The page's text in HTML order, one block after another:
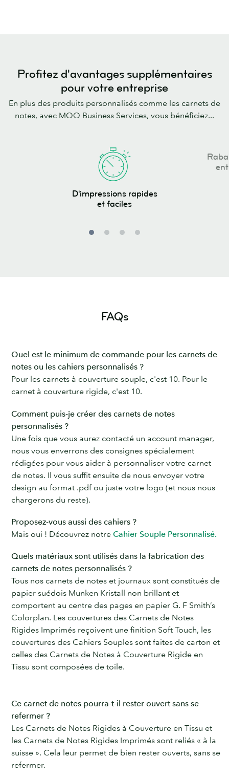
Profitez d'avantages supplémentaires
pour votre entreprise
En plus des produits personnalisés comme les carnets de
notes, avec MOO Business Services, vous bénéficiez...
D'impressions
D'impressions rapides
et faciles
FAQs
Quel est le minimum de commande pour les carnets de
notes ou les cahiers personnalisés ?
Pour les carnets à couverture souple, c'est 10. Pour le
carnet à couverture rigide, c'est 10.
Comment puis-je créer des carnets de notes
personnalisés ?
Une fois que vous aurez contacté un account manager,
nous vous enverrons des consignes spécialement
rédigées pour vous aider à personnaliser votre carnet
de notes. Il vous suffit ensuite de nous envoyer votre
design au format .pdf ou juste votre logo (et nous nous
chargerons du reste).
Proposez-vous aussi des cahiers ?
Mais oui ! Découvrez notre Cahier Souple Personnalisé.
Quels matériaux sont utilisés dans la fabrication des
carnets de notes personnalisés ?
Tous nos carnets de notes et journaux sont constitués de
papier suédois Munken Kristall non brillant et
comportent au centre des pages en papier G. F Smith’s
Colorplan. Les couvertures des Carnets de Notes
Rigides Imprimés reçoivent une finition Soft Touch, les
couvertures des Cahiers Souples sont faites de carton et
celles des Carnets de Notes à Couverture Rigide en
Tissu sont composées de toile.
Ce carnet de notes pourra-t-il rester ouvert sans se
refermer ?
Les Carnets de Notes Rigides à Couverture en Tissu et
les Carnets de Notes Rigides Imprimés sont reliés « à la
suisse ». Cela leur permet de bien rester ouverts, sans se
refermer.